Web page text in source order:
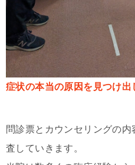
症状の本当の原因を見つけ出
問診票とカウンセリングの
査していきます。